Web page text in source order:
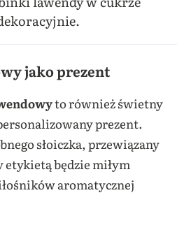
jako prezent
to również świetny
prezent.
słoiczka, przewiązany
będzie miłym
aromatycznej